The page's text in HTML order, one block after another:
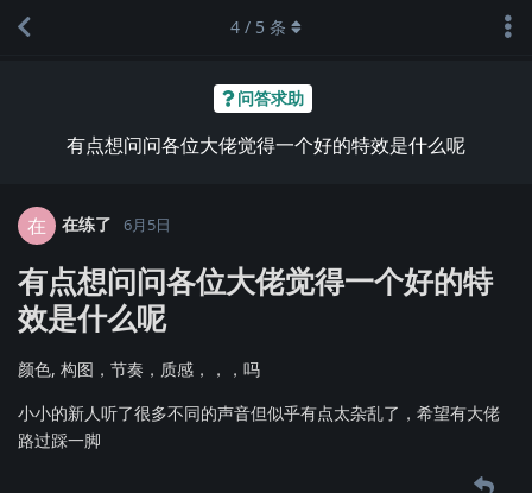
问答求助
有点想问问各位大佬觉得一个好的特效是什么呢
4 / 5 条
在 在练了 6月5日
有点想问问各位大佬觉得一个好的特
效是什么呢
颜色, 构图，节奏，质感，，，吗
小小的新人听了很多不同的声音但似乎有点太杂乱了，希望有大佬
路过踩一脚